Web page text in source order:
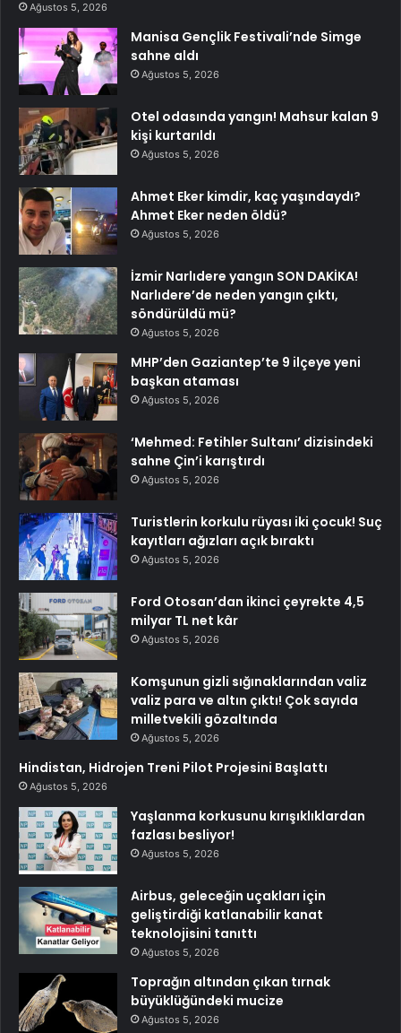
Ağustos 5, 2026
Manisa Gençlik Festivali’nde Simge
sahne aldı
Ağustos 5, 2026
Otel odasında yangın! Mahsur kalan 9
kişi kurtarıldı
Ağustos 5, 2026
Ahmet Eker kimdir, kaç yaşındaydı?
Ahmet Eker neden öldü?
Ağustos 5, 2026
İzmir Narlıdere yangın SON DAKİKA!
Narlıdere’de neden yangın çıktı,
söndürüldü mü?
Ağustos 5, 2026
MHP’den Gaziantep’te 9 ilçeye yeni
başkan ataması
Ağustos 5, 2026
‘Mehmed: Fetihler Sultanı’ dizisindeki
sahne Çin’i karıştırdı
Ağustos 5, 2026
Turistlerin korkulu rüyası iki çocuk! Suç
kayıtları ağızları açık bıraktı
Ağustos 5, 2026
Ford Otosan’dan ikinci çeyrekte 4,5
milyar TL net kâr
Ağustos 5, 2026
Komşunun gizli sığınaklarından valiz
valiz para ve altın çıktı! Çok sayıda
milletvekili gözaltında
Ağustos 5, 2026
Hindistan, Hidrojen Treni Pilot Projesini Başlattı
Ağustos 5, 2026
Yaşlanma korkusunu kırışıklıklardan
fazlası besliyor!
Ağustos 5, 2026
Airbus, geleceğin uçakları için
geliştirdiği katlanabilir kanat
teknolojisini tanıttı
Ağustos 5, 2026
Toprağın altından çıkan tırnak
büyüklüğündeki mucize
Ağustos 5, 2026